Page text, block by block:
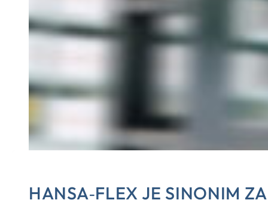
HANSA‑FLEX JE SINONIM